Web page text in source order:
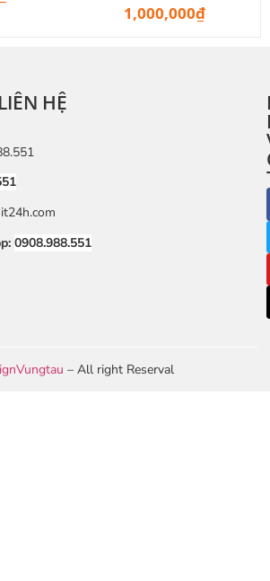
1,000,000₫
HỆ
0908.988.551
– All right Reserval